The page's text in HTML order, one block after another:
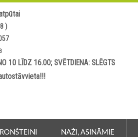
)
10 LĪDZ 16.00; SVĒTDIENA: SLĒGTS
NAŽI, ASINĀMIE